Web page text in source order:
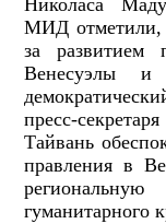
Николаса
МИД отметили,
за развитием
Венесуэлы и
пресс-
Тайвань
правления в
гуманитарного